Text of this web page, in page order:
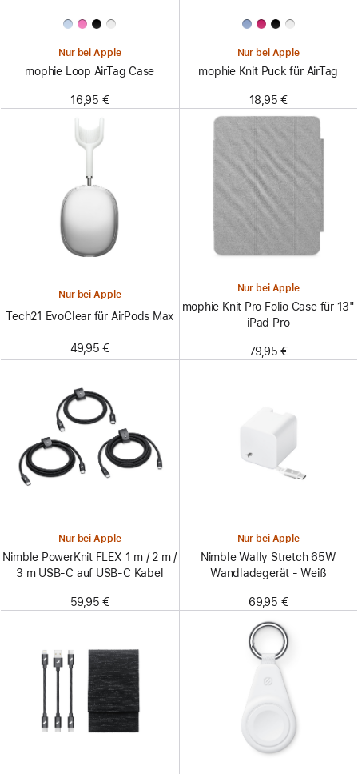
Nur bei Apple
mophie Loop AirTag Case
16,95 €
Nur bei Apple
mophie Knit Puck für AirTag
18,95 €
Nur bei Apple
Tech21 EvoClear für AirPods Max
49,95 €
Nur bei Apple
mophie Knit Pro Folio Case für 13"
iPad Pro
79,95 €
Nur bei Apple
Nimble PowerKnit FLEX 1 m / 2 m /
3 m USB-C auf USB-C Kabel
59,95 €
Nur bei Apple
Nimble Wally Stretch 65W
Wandladegerät - Weiß
69,95 €